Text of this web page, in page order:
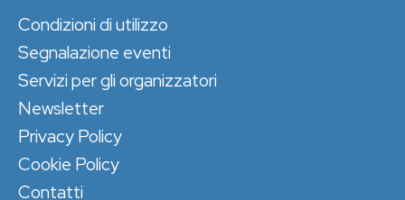
Condizioni di utilizzo
Segnalazione eventi
Servizi per gli organizzatori
Newsletter
Privacy Policy
Cookie Policy
Contatti